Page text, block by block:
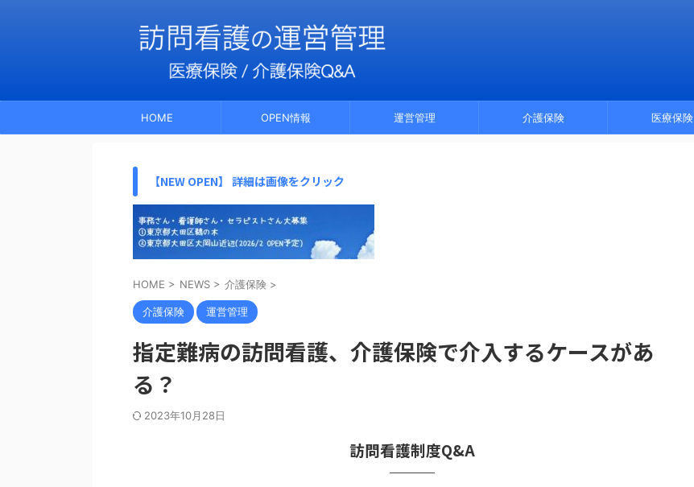
HOME OPEN情報 運営管理 介護保険 医療保険
【NEW OPEN】 詳細は画像をクリック
HOME > NEWS > 介護保険 >
介護保険 運営管理
指定難病の訪問看護、介護保険で介入するケースがあ
る？
2023年10月28日
訪問看護制度Q&A